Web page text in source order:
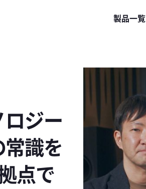
製品一覧
ジー
識を
点で